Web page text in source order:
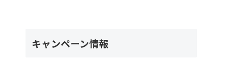
キャンペーン情報